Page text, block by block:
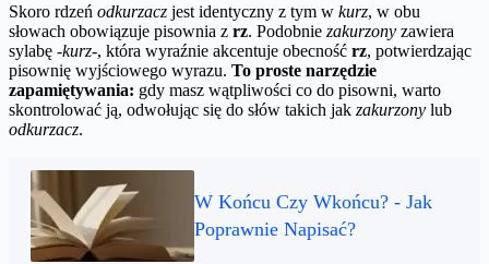
Skoro rdzeń odkurzacz jest identyczny z tym w kurz, w obu
słowach obowiązuje pisownia z rz. Podobnie zakurzony zawiera
sylabę -kurz-, która wyraźnie akcentuje obecność rz, potwierdzając
pisownię wyjściowego wyrazu. To proste narzędzie
zapamiętywania: gdy masz wątpliwości co do pisowni, warto
skontrolować ją, odwołując się do słów takich jak zakurzony lub
odkurzacz.
W Końcu Czy Wkońcu? - Jak
Poprawnie Napisać?